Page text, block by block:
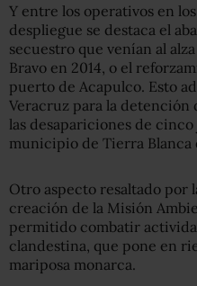
Y entre los operativos en
despliegue se destaca el
secuestro que venían al
Bravo en 2014, o el
puerto de Acapulco. Esto
Veracruz para la detención
las desapariciones de
municipio de Tierra Blanca
Otro aspecto resaltado por
creación de la Misión
permitido combatir
clandestina, que pone en
mariposa monarca.